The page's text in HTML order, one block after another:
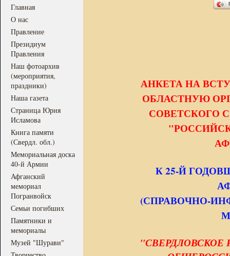
Главная
О нас
Правление
Президиум
Правления
Наш фотоархив
(мероприятия,
праздники)
Наша газета
Страница Юрия
Исламова
Книга памяти
(Свердл. обл.)
Мемориальная доска
40-й Армии
Афганский
мемориал
Погранвойск
Семьи погибших
Памятники и
мемориалы
Музей "Шурави"
АНКЕТА НА
ОБЛАСТНУЮ
СОВЕТСКОГО
К 25-Й
(СПРАВОЧНО-
"СВЕРДЛОВСКОЕ